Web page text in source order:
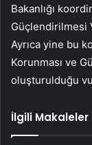
Bakanlığı
Güçlendirilmesi
Ayrıca yine bu
Korunması ve
oluşturulduğu
İlgili Makaleler